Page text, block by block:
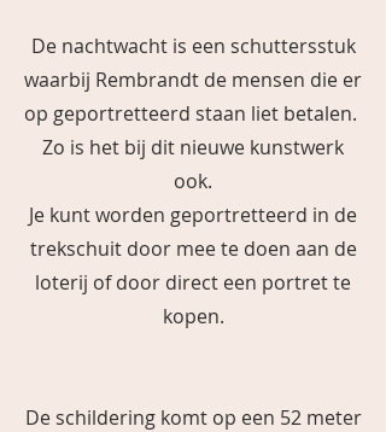
De nachtwacht is een schuttersstuk
waarbij Rembrandt de mensen die er
op geportretteerd staan liet betalen.
Zo is het bij dit nieuwe kunstwerk
ook.
Je kunt worden geportretteerd in de
trekschuit door mee te doen aan de
loterij of door direct een portret te
kopen.
De schildering komt op een 52 meter